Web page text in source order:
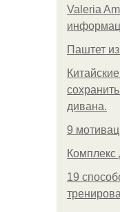
Valeria
Паштет
дивана.
9
Комплекс
19